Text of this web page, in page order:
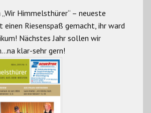
Himmelsthürer“ – neueste
einen Riesenspaß gemacht, ihr ward
Nächstes Jahr sollen wir
klar-sehr gern!